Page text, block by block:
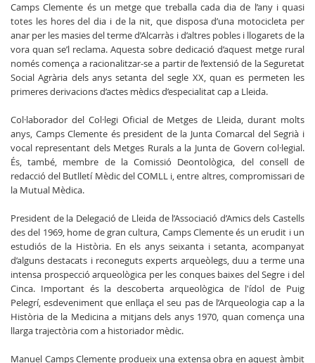
Camps Clemente és un metge que treballa cada dia de l’any i quasi
totes les hores del dia i de la nit, que disposa d’una motocicleta per
anar per les masies del terme d’Alcarràs i d’altres pobles i llogarets de la
vora quan se’l reclama. Aquesta sobre dedicació d’aquest metge rural
només comença a racionalitzar-se a partir de l’extensió de la Seguretat
Social Agrària dels anys setanta del segle XX, quan es permeten les
primeres derivacions d’actes mèdics d’especialitat cap a Lleida.
Col·laborador del Col·legi Oficial de Metges de Lleida, durant molts
anys, Camps Clemente és president de la Junta Comarcal del Segrià i
vocal representant dels Metges Rurals a la Junta de Govern col·legial.
És, també, membre de la Comissió Deontològica, del consell de
redacció del Butlletí Mèdic del COMLL i, entre altres, compromissari de
la Mutual Mèdica.
President de la Delegació de Lleida de l’Associació d’Amics dels Castells
des del 1969, home de gran cultura, Camps Clemente és un erudit i un
estudiós de la Història. En els anys seixanta i setanta, acompanyat
d’alguns destacats i reconeguts experts arqueòlegs, duu a terme una
intensa prospecció arqueològica per les conques baixes del Segre i del
Cinca. Important és la descoberta arqueològica de l'ídol de Puig
Pelegrí, esdeveniment que enllaça el seu pas de l’Arqueologia cap a la
Història de la Medicina a mitjans dels anys 1970, quan comença una
llarga trajectòria com a historiador mèdic.
Manuel Camps Clemente produeix una extensa obra en aquest àmbit